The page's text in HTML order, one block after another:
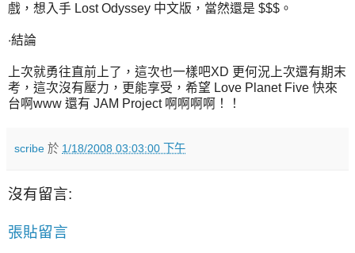
戲，想入手 Lost Odyssey 中文版，當然還是 $$$。
‧結論
上次就勇往直前上了，這次也一樣吧XD 更何況上次還有期末
考，這次沒有壓力，更能享受，希望 Love Planet Five 快來
台啊www 還有 JAM Project 啊啊啊啊！！
scribe 於 1/18/2008 03:03:00 下午
沒有留言:
張貼留言